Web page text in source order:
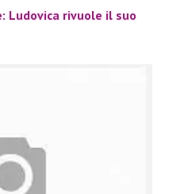
Ludovica rivuole il suo